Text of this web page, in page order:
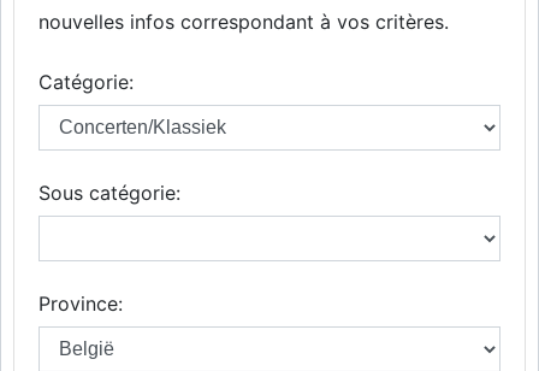
nouvelles infos correspondant à vos critères.
Catégorie:
Sous catégorie:
Province: